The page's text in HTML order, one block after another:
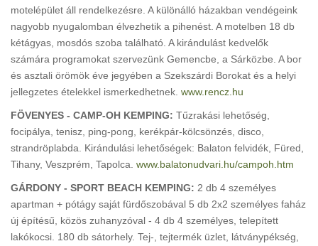
motelépület áll rendelkezésre. A különálló házakban vendégeink
nagyobb nyugalomban élvezhetik a pihenést. A motelben 18 db
kétágyas, mosdós szoba található. A kirándulást kedvelők
számára programokat szervezünk Gemencbe, a Sárközbe. A bor
és asztali örömök éve jegyében a Szekszárdi Borokat és a helyi
jellegzetes ételekkel ismerkedhetnek. www.rencz.hu
FÖVENYES - CAMP-OH KEMPING: Tűzrakási lehetőség,
focipálya, tenisz, ping-pong, kerékpár-kölcsönzés, disco,
strandröplabda. Kirándulási lehetőségek: Balaton felvidék, Füred,
Tihany, Veszprém, Tapolca. www.balatonudvari.hu/campoh.htm
GÁRDONY - SPORT BEACH KEMPING: 2 db 4 személyes
apartman + pótágy saját fürdőszobával 5 db 2x2 személyes faház
új építésű, közös zuhanyzóval - 4 db 4 személyes, telepített
lakókocsi. 180 db sátorhely. Tej-, tejtermék üzlet, látványpékség,